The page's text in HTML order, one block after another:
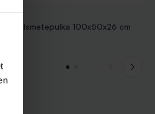
Ismetepulka 100x50x26 cm